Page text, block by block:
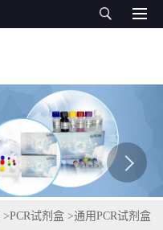
>PCR试剂盒 >通用PCR试剂盒